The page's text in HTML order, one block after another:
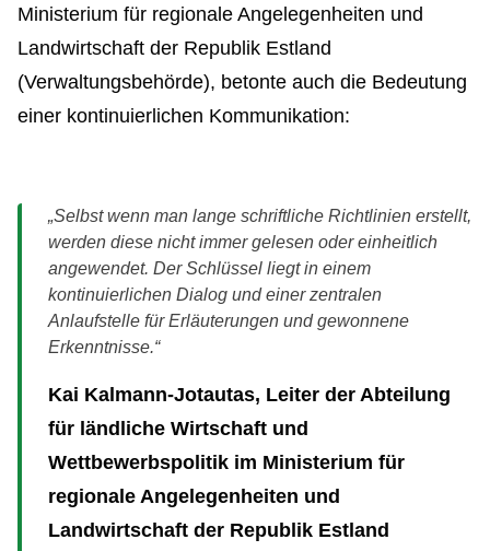
Ministerium für regionale Angelegenheiten und
Landwirtschaft der Republik Estland
(Verwaltungsbehörde), betonte auch die Bedeutung
einer kontinuierlichen Kommunikation:
„Selbst wenn man lange schriftliche Richtlinien erstellt,
werden diese nicht immer gelesen oder einheitlich
angewendet. Der Schlüssel liegt in einem
kontinuierlichen Dialog und einer zentralen
Anlaufstelle für Erläuterungen und gewonnene
Erkenntnisse.“
Kai Kalmann-Jotautas, Leiter der Abteilung
für ländliche Wirtschaft und
Wettbewerbspolitik im Ministerium für
regionale Angelegenheiten und
Landwirtschaft der Republik Estland